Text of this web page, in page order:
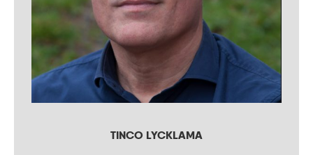
TINCO LYCKLAMA